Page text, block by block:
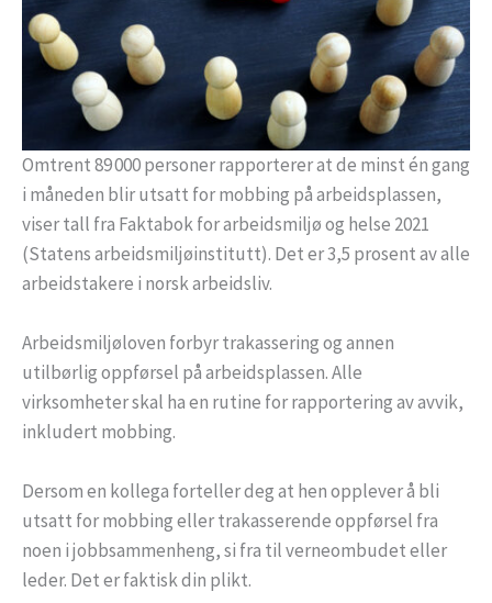
Omtrent 89 000 personer rapporterer at de minst én gang
i måneden blir utsatt for mobbing på arbeidsplassen,
viser tall fra Faktabok for arbeidsmiljø og helse 2021
(Statens arbeidsmiljøinstitutt). Det er 3,5 prosent av alle
arbeidstakere i norsk arbeidsliv.
Arbeidsmiljøloven forbyr trakassering og annen
utilbørlig oppførsel på arbeidsplassen. Alle
virksomheter skal ha en rutine for rapportering av avvik,
inkludert mobbing.
Dersom en kollega forteller deg at hen opplever å bli
utsatt for mobbing eller trakasserende oppførsel fra
noen i jobbsammenheng, si fra til verneombudet eller
leder. Det er faktisk din plikt.